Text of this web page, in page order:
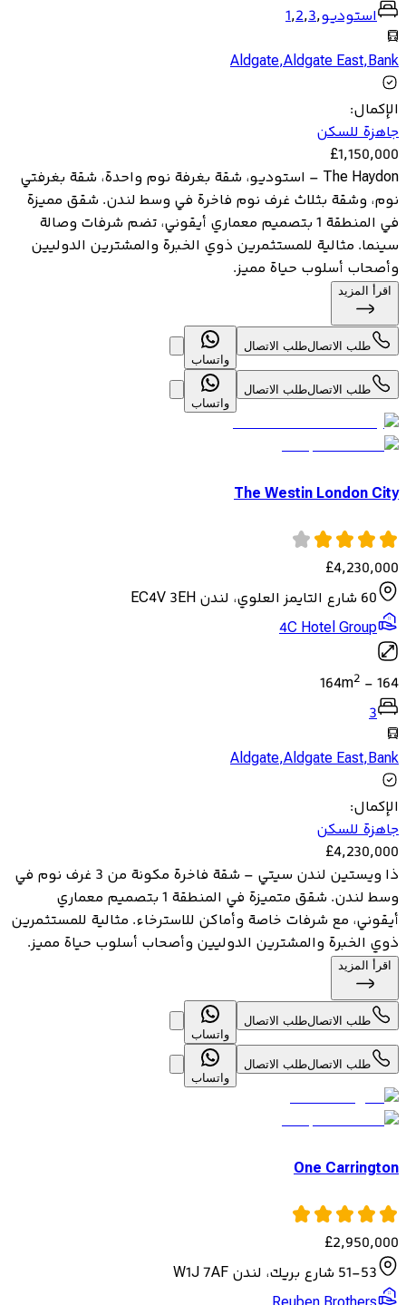
استوديو,
1,2,3
Aldgate,Aldgate East,Bank
الإكمال:
جاهزة للسكن
£1,150,000
The Haydon – استوديو، شقة بغرفة نوم واحدة، شقة بغرفتي
نوم، وشقة بثلاث غرف نوم فاخرة في وسط لندن. شقق مميزة
في المنطقة 1 بتصميم معماري أيقوني، تضم شرفات وصالة
سينما. مثالية للمستثمرين ذوي الخبرة والمشترين الدوليين
وأصحاب أسلوب حياة مميز.
اقرأ المزيد
طلب الاتصالطلب الاتصال
واتساب
طلب الاتصالطلب الاتصال
واتساب
The Westin London City
£4,230,000
60 شارع التايمز العلوي، لندن EC4V 3EH
4C Hotel Group
164
-
164m2
3
Aldgate,Aldgate East,Bank
الإكمال:
جاهزة للسكن
£4,230,000
ذا ويستين لندن سيتي – شقة فاخرة مكونة من 3 غرف نوم في
وسط لندن. شقق متميزة في المنطقة 1 بتصميم معماري
أيقوني، مع شرفات خاصة وأماكن للاسترخاء. مثالية للمستثمرين
ذوي الخبرة والمشترين الدوليين وأصحاب أسلوب حياة مميز.
اقرأ المزيد
طلب الاتصالطلب الاتصال
واتساب
طلب الاتصالطلب الاتصال
واتساب
One Carrington
£2,950,000
51-53 شارع بريك، لندن W1J 7AF